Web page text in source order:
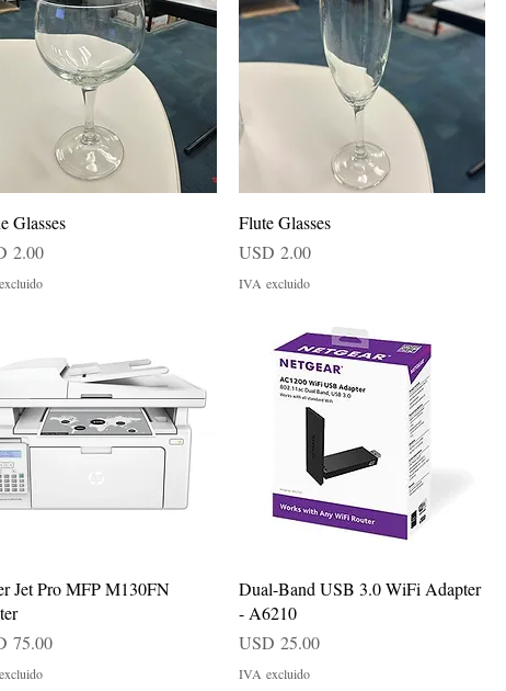
Vista rápida
Glasses
2.00
Vista rápida
Flute Glasses
Precio
USD 2.00
IVA excluido
Vista rápida
Jet Pro MFP M130FN
75.00
Vista rápida
Dual-Band USB 3.0 WiFi Adapter
- A6210
Precio
USD 25.00
IVA excluido